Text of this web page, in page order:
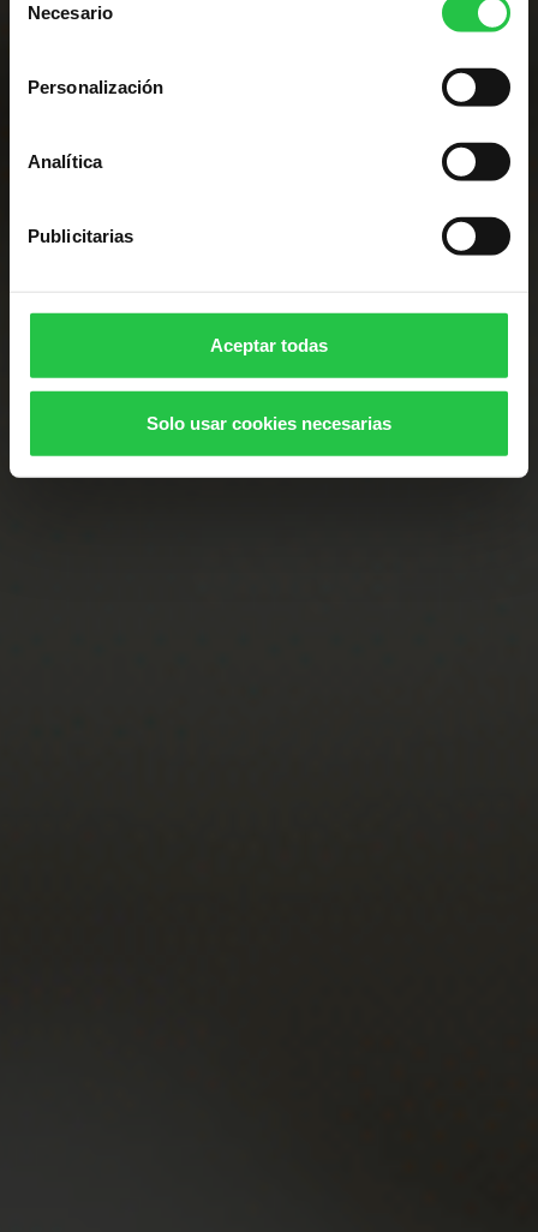
Necesario
Personalización
Analítica
Publicitarias
Aceptar todas
Solo usar cookies necesarias
CONSULTA LOS PROYECTOS